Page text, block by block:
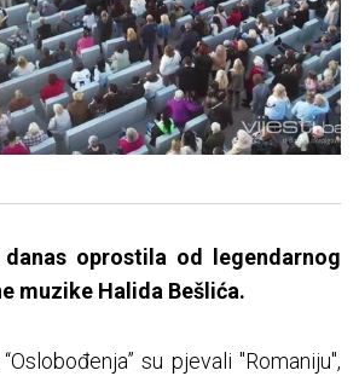
oprostila od legendarnog
muzike Halida Bešlića.
su pjevali "Romaniju",